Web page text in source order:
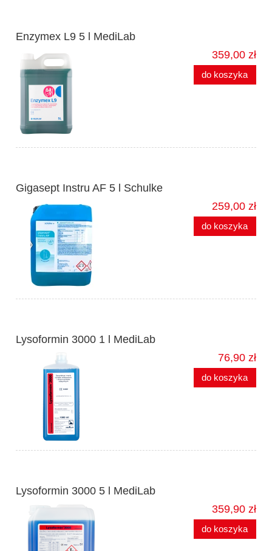
Enzymex L9 5 l MediLab
359,00 zł
do koszyka
Gigasept Instru AF 5 l Schulke
259,00 zł
do koszyka
Lysoformin 3000 1 l MediLab
76,90 zł
do koszyka
Lysoformin 3000 5 l MediLab
359,90 zł
do koszyka